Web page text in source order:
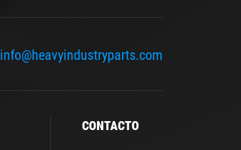
info@heavyindustryparts.com
CONTACTO